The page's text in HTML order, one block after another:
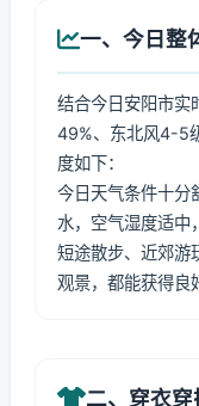
一、今日整
结合今日安阳市
49%、东北风4-5
度如下：
今日天气条件十分
水，空气湿度适中
短途散步、近郊游
观景，都能获得良
二、穿衣穿